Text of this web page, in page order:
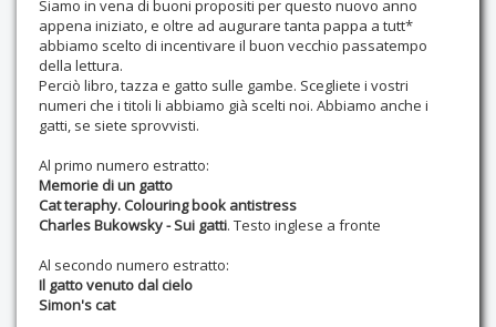
Siamo in vena di buoni propositi per questo nuovo anno
appena iniziato, e oltre ad augurare tanta pappa a tutt*
abbiamo scelto di incentivare il buon vecchio passatempo
della lettura.
Perciò libro, tazza e gatto sulle gambe. Scegliete i vostri
numeri che i titoli li abbiamo già scelti noi. Abbiamo anche i
gatti, se siete sprovvisti.
Al primo numero estratto:
Memorie di un gatto
Cat teraphy. Colouring book antistress
Charles Bukowsky - Sui gatti. Testo inglese a fronte
Al secondo numero estratto:
Il gatto venuto dal cielo
Simon's cat